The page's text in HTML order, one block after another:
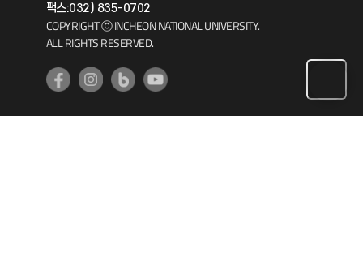
기초교육원
팩스:032) 835-0702
COPYRIGHT ⓒ INCHEON NATIONAL UNIVERSITY.
ALL RIGHTS RESERVED.